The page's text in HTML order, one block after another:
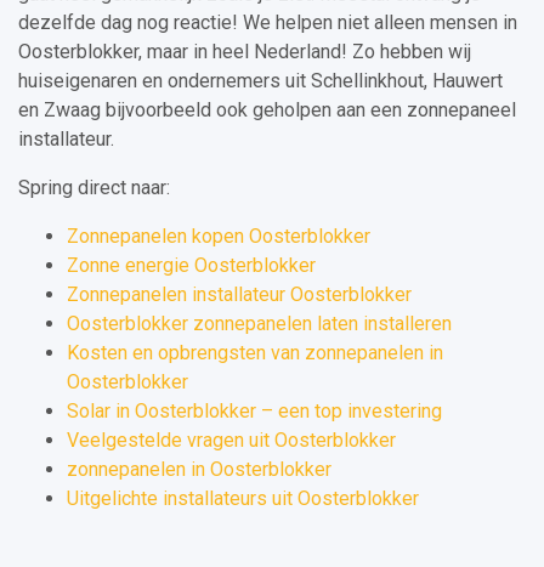
dezelfde dag nog reactie! We helpen niet alleen mensen in
Oosterblokker, maar in heel Nederland! Zo hebben wij
huiseigenaren en ondernemers uit Schellinkhout, Hauwert
en Zwaag bijvoorbeeld ook geholpen aan een zonnepaneel
installateur.
Spring direct naar:
Zonnepanelen kopen Oosterblokker
Zonne energie Oosterblokker
Zonnepanelen installateur Oosterblokker
Oosterblokker zonnepanelen laten installeren
Kosten en opbrengsten van zonnepanelen in
Oosterblokker
Solar in Oosterblokker – een top investering
Veelgestelde vragen uit Oosterblokker
zonnepanelen in Oosterblokker
Uitgelichte installateurs uit Oosterblokker